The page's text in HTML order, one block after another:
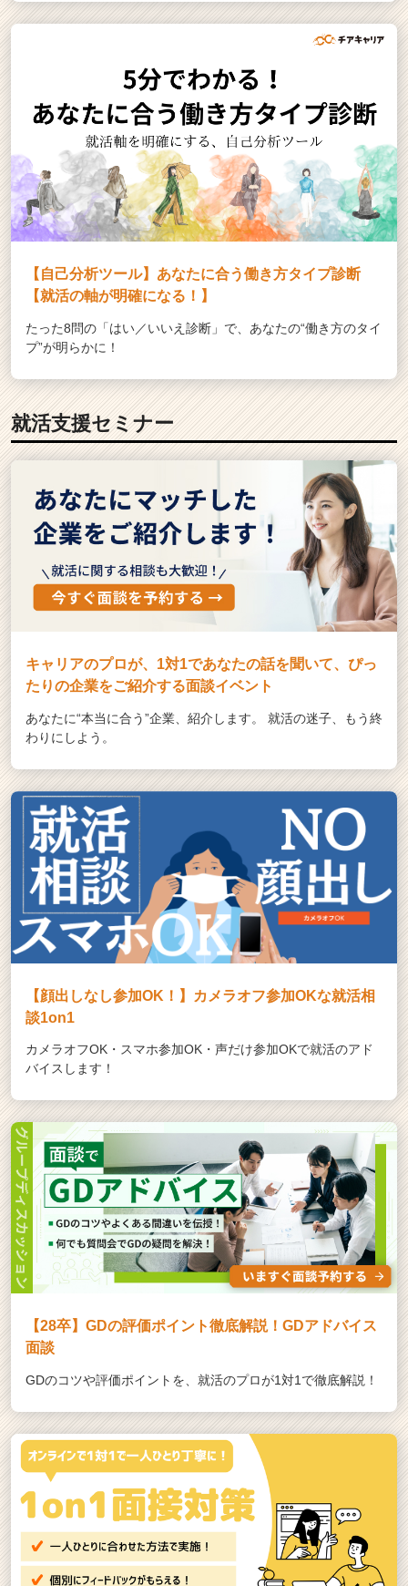
r
e
r）
【自己分析ツール】あなたに合う働き方タイプ診断
【就活の軸が明確になる！】
たった8問の「はい／いいえ診断」で、あなたの“働き方のタイ
プ”が明らかに！
就活支援セミナー
キャリアのプロが、1対1であなたの話を聞いて、ぴっ
たりの企業をご紹介する面談イベント
あなたに“本当に合う”企業、紹介します。 就活の迷子、もう終
わりにしよう。
【顔出しなし参加OK！】カメラオフ参加OKな就活相
談1on1
カメラオフOK・スマホ参加OK・声だけ参加OKで就活のアド
バイスします！
【28卒】GDの評価ポイント徹底解説！GDアドバイス
面談
GDのコツや評価ポイントを、就活のプロが1対1で徹底解説！